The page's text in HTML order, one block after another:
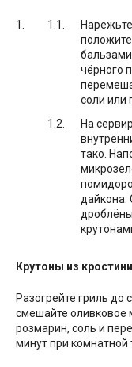
чёрного
соли или
На
тако.
дайкона.
Крутоны из
Разогрейте гриль
смешайте оливковое
розмарин, соль и
минут при комнатной